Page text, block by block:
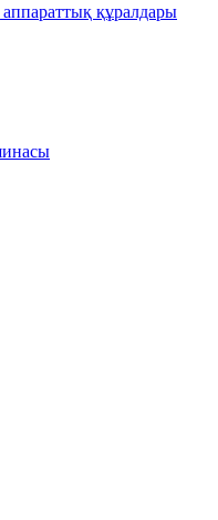
құралдары